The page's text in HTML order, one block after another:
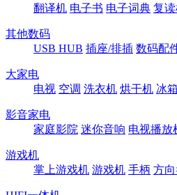
翻译机 电子书 电子词典 复
其他数码
USB HUB 插座/排插 数码配
大家电
电视 空调 洗衣机 烘干机 冰箱
影音家电
家庭影院 迷你音响 电视播放
游戏机
掌上游戏机 游戏机 手柄 方